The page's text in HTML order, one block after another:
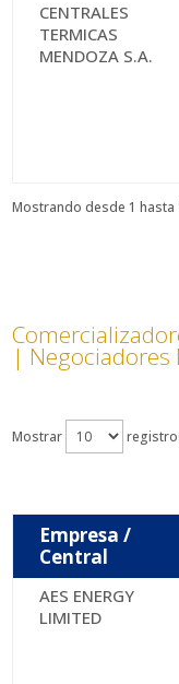
CENTRALES
TERMICAS
MENDOZA S.A.
Mostrando desde 1
| Negociadores
Mostrar
Empresa /
Central
AES ENERGY
LIMITED